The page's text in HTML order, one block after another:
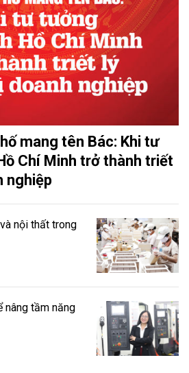
mang tên Bác: Khi tư
Chí Minh trở thành triết
nghiệp
nội thất trong
nâng tầm năng